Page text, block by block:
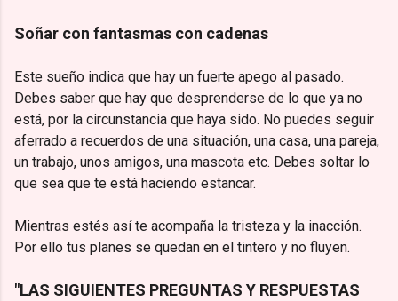
Soñar con fantasmas con cadenas
Este sueño indica que hay un fuerte apego al pasado.
Debes saber que hay que desprenderse de lo que ya no
está, por la circunstancia que haya sido. No puedes seguir
aferrado a recuerdos de una situación, una casa, una pareja,
un trabajo, unos amigos, una mascota etc. Debes soltar lo
que sea que te está haciendo estancar.
Mientras estés así te acompaña la tristeza y la inacción.
Por ello tus planes se quedan en el tintero y no fluyen.
"LAS SIGUIENTES PREGUNTAS Y RESPUESTAS